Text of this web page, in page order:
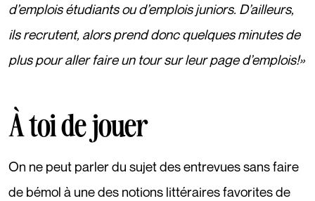
d’emplois étudiants ou d’emplois juniors. D’ailleurs,
ils recrutent, alors prend donc quelques minutes de
plus pour allerfaire un tour sur leur page d’emplois!»
À toi de jouer
On ne peut parler du sujet des entrevues sans faire
de bémol à une des notions littéraires favorites de